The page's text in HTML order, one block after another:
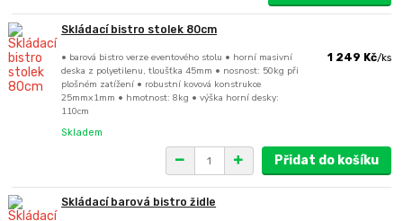
Skládací bistro stolek 80cm
• barová bistro verze eventového stolu • horní masivní
deska z polyetilenu, tloušťka 45mm • nosnost: 50kg při
plošném zatížení • robustní kovová konstrukce
25mmx1mm • hmotnost: 8kg • výška horní desky:
110cm
1 249 Kč/ks
Skladem
Přidat do košíku
Skládací barová bistro židle